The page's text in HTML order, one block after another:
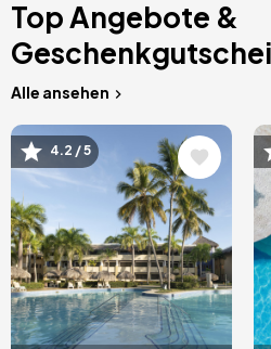
Top Angebote &
Alle ansehen
Bild4.2 / 5